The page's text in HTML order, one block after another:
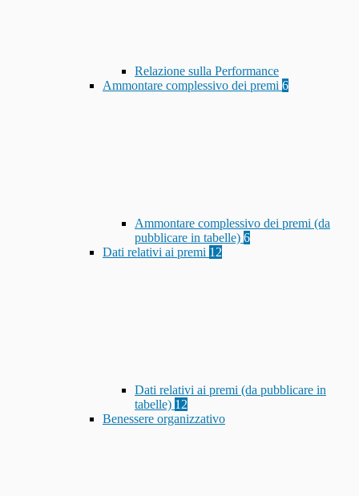
Relazione sulla Performance
Ammontare complessivo dei premi 6
Ammontare complessivo dei premi (da
pubblicare in tabelle) 6
Dati relativi ai premi 12
Dati relativi ai premi (da pubblicare in
tabelle) 12
Benessere organizzativo